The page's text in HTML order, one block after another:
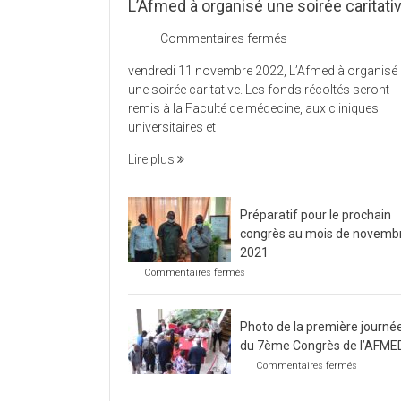
L’Afmed à organisé une soirée
Commentaires fermés
à
organisé
une
vendredi 11 novembre 2022, L’Afmed à organisé
une soirée caritative. Les fonds récoltés seront
remis à la Faculté de médecine, aux cliniques
universitaires et
Lire plus
Préparatif pour le prochain
congrès au mois de
2021
Commentaires fermés
prochain
congrès
mois
de
Photo de la première
du 7ème Congrès de
Commentaires fermés